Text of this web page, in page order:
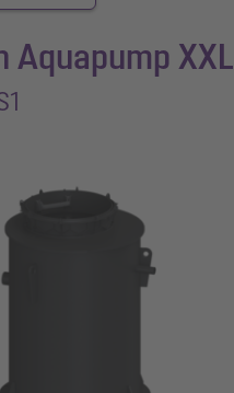
Aquapump XXL